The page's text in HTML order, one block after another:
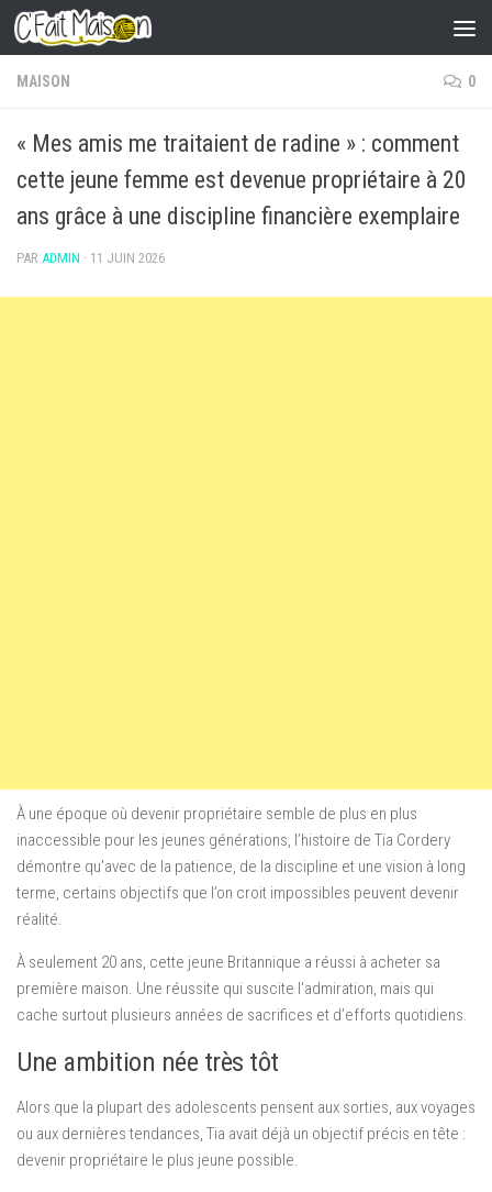
Skip to content
MAISON 0
« Mes amis me traitaient de radine » : comment
cette jeune femme est devenue propriétaire à 20
ans grâce à une discipline financière exemplaire
PAR ADMIN · 11 JUIN 2026
À une époque où devenir propriétaire semble de plus en plus
inaccessible pour les jeunes générations, l’histoire de Tia Cordery
démontre qu’avec de la patience, de la discipline et une vision à long
terme, certains objectifs que l’on croit impossibles peuvent devenir
réalité.
À seulement 20 ans, cette jeune Britannique a réussi à acheter sa
première maison. Une réussite qui suscite l’admiration, mais qui
cache surtout plusieurs années de sacrifices et d’efforts quotidiens.
Une ambition née très tôt
Alors que la plupart des adolescents pensent aux sorties, aux voyages
ou aux dernières tendances, Tia avait déjà un objectif précis en tête :
devenir propriétaire le plus jeune possible.